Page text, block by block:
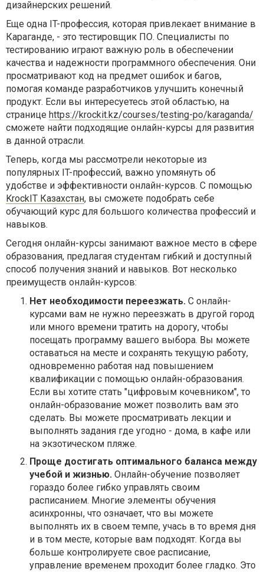
дизайнерских решений.
Еще одна IT-профессия, которая привлекает внимание в
Караганде, - это тестировщик ПО. Специалисты по
тестированию играют важную роль в обеспечении
качества и надежности программного обеспечения. Они
просматривают код на предмет ошибок и багов,
помогая команде разработчиков улучшить конечный
продукт. Если вы интересуетесь этой областью, на
странице https://krockit.kz/courses/testing-po/karaganda/
сможете найти подходящие онлайн-курсы для развития
в данной отрасли.
Теперь, когда мы рассмотрели некоторые из
популярных IT-профессий, важно упомянуть об
удобстве и эффективности онлайн-курсов. С помощью
KrockIT Казахстан, вы сможете подобрать себе
обучающий курс для большого количества профессий и
навыков.
Сегодня онлайн-курсы занимают важное место в сфере
образования, предлагая студентам гибкий и доступный
способ получения знаний и навыков. Вот несколько
преимуществ онлайн-курсов:
Нет необходимости переезжать. С онлайн-
курсами вам не нужно переезжать в другой город
или много времени тратить на дорогу, чтобы
посещать программу вашего выбора. Вы можете
оставаться на месте и сохранять текущую работу,
одновременно работая над повышением
квалификации с помощью онлайн-образования.
Если вы хотите стать "цифровым кочевником", то
онлайн-образование может позволить вам это
сделать. Вы можете просматривать лекции и
выполнять задания где угодно - дома, в кафе или
на экзотическом пляже.
Проще достигать оптимального баланса между
учебой и жизнью. Онлайн-обучение позволяет
гораздо более гибко управлять своим
расписанием. Многие элементы обучения
асинхронны, что означает, что вы можете
выполнять их в своем темпе, учась в то время дня
и в том месте, которые вам подходят. Когда вы
больше контролируете свое расписание,
управление временем проходит более гладко. Это